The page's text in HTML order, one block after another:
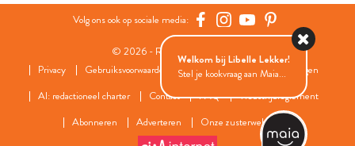
Volg ons ook op sociale media:
© 2026 - Roularta Media Group
Privacy
Gebruiksvoorwaarden Cookies
Cookies instellingen
AI: redactioneel charter
Contact FAQ
Wedstrijdreglement
Abonneren
Adverteren Onze zusterwebsites
Welkom bij Libelle Lekker!
Stel je kookvraag aan Maia...